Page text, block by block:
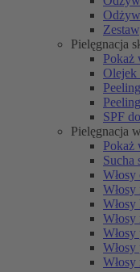
Pielęgnacja
Pokaż
Olejek
SPF
Pielęgnacja
Pokaż
Sucha
Włosy
Włosy
Włosy
Włosy
Włosy